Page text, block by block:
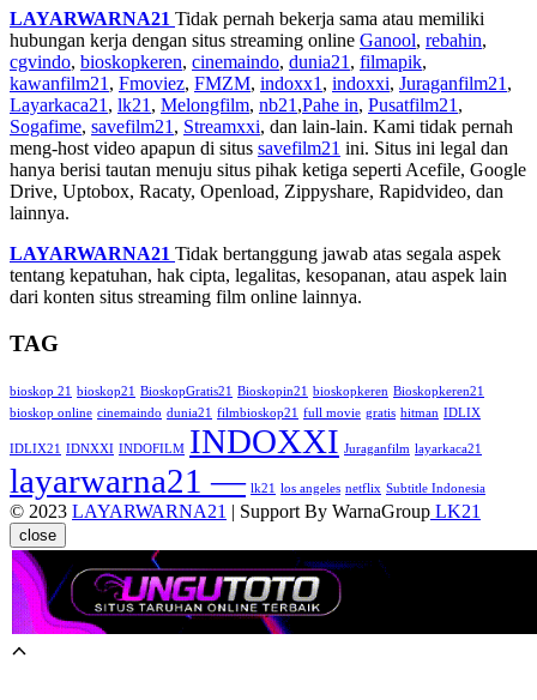
LAYARWARNA21 Tidak pernah bekerja sama atau memiliki
hubungan kerja dengan situs streaming online Ganool, rebahin,
cgvindo, bioskopkeren, cinemaindo, dunia21 , filmapik,
kawanfilm21 , Fmoviez, FMZM, indoxx1 , indoxxi, Juraganfilm21 ,
Layarkaca21 , lk21 , Melongfilm, nb21 ,Pahe in, Pusatfilm21 ,
Sogafime, savefilm21 , Streamxxi, dan lain-lain. Kami tidak pernah
meng-host video apapun di situs savefilm21 ini. Situs ini legal dan
hanya berisi tautan menuju situs pihak ketiga seperti Acefile, Google
Drive, Uptobox, Racaty, Openload, Zippyshare, Rapidvideo, dan
lainnya.
LAYARWARNA21 Tidak bertanggung jawab atas segala aspek
tentang kepatuhan, hak cipta, legalitas, kesopanan, atau aspek lain
dari konten situs streaming film online lainnya.
TAG
bioskop 21 bioskop21 BioskopGratis21 Bioskopin21 bioskopkeren Bioskopkeren21
bioskop online cinemaindo dunia21 filmbioskop21 full movie gratis hitman IDLIX
IDLIX21 IDNXXI INDOFILM INDOXXI Juraganfilm layarkaca21
layarwarna21 — lk21 los angeles netflix Subtitle Indonesia
© 2023 LAYARWARNA21 | Support By WarnaGroup LK21
close